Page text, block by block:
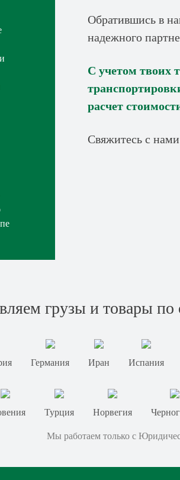
Обратившись в
надежного
С учетом твоих
расчет
Свяжитесь с
грузы и товары
Германия Иран Испания
Турция Норвегия
Мы работаем только с